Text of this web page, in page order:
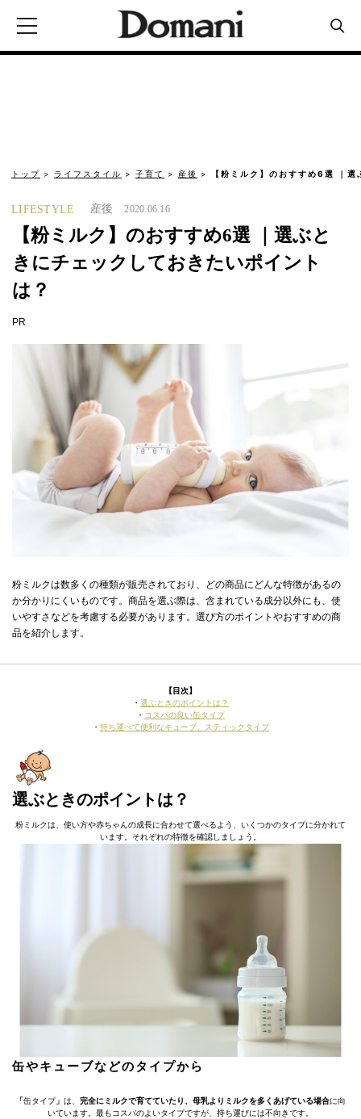
トップ ライフスタイル 子育て 産後 【粉ミルク】のおすすめ6選 ｜
LIFESTYLE 産後 2020.06.16
【粉ミルク】のおすすめ6選 ｜選ぶと
きにチェックしておきたいポイント
は？
PR
粉ミルクは数多くの種類が販売されており、どの商品にどんな特徴があるの
か分かりにくいものです。商品を選ぶ際は、含まれている成分以外にも、使
いやすさなどを考慮する必要があります。選び方のポイントやおすすめの商
品を紹介します。
【目次】
・ 選ぶときのポイントは？
・ コスパの良い缶タイプ
・ 持ち運べて便利なキューブ、スティックタイプ
選ぶときのポイントは？
粉ミルクは、使い方や赤ちゃんの成長に合わせて選べるよう、いくつかのタイプに分かれて
います。それぞれの特徴を確認しましょう。
缶やキューブなどのタイプから
「缶タイプ」 は、 完全にミルクで育てていたり、母乳よりミルクを多くあげている場合に向
いています。最もコスパのよいタイプですが、持ち運びには不向きです。